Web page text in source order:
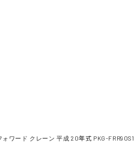
ォワード クレーン 平成 20年式 PKG-FRR90S1